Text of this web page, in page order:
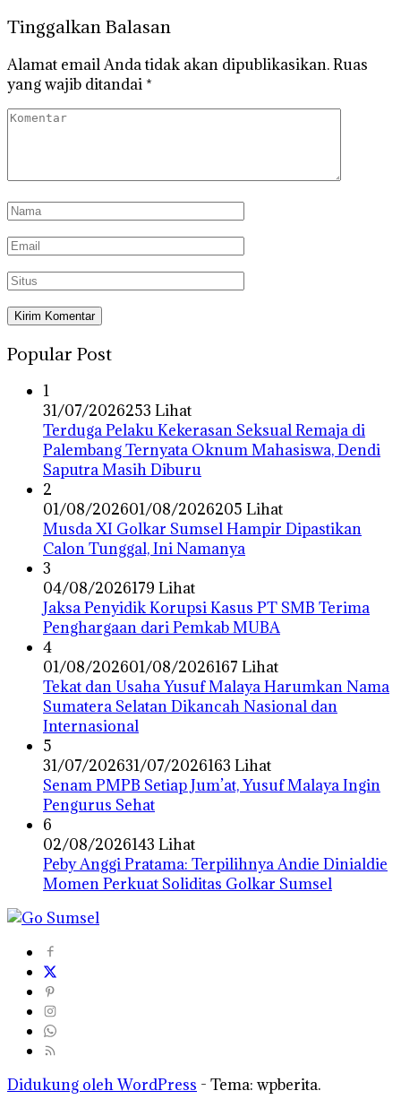
Tinggalkan Balasan
Alamat email Anda tidak akan dipublikasikan.Ruas
yang wajib ditandai *
Popular Post
1
31/07/2026253 Lihat
Terduga Pelaku Kekerasan Seksual Remaja di
Palembang Ternyata Oknum Mahasiswa, Dendi
Saputra Masih Diburu
2
01/08/202601/08/2026205 Lihat
Musda XI Golkar Sumsel Hampir Dipastikan
Calon Tunggal, Ini Namanya
3
04/08/2026179 Lihat
Jaksa Penyidik Korupsi Kasus PT SMB Terima
Penghargaan dari Pemkab MUBA
4
01/08/202601/08/2026167 Lihat
Tekat dan Usaha Yusuf Malaya Harumkan Nama
Sumatera Selatan Dikancah Nasional dan
Internasional
5
31/07/202631/07/2026163 Lihat
Senam PMPB Setiap Jum’at, Yusuf Malaya Ingin
Pengurus Sehat
6
02/08/2026143 Lihat
Peby Anggi Pratama: Terpilihnya Andie Dinialdie
Momen Perkuat Soliditas Golkar Sumsel
Didukung oleh WordPress - Tema: wpberita.